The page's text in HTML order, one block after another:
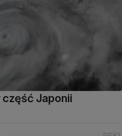
część Japonii